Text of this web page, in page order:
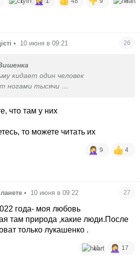
• 10 июня в 09:21 26
кидает один человек
ногами тысячи
что там у них
то можете читать их
9 4
• 10 июня в 09:22 27
года- моя любовь
там природа ,какие люди.После
только лукашенко .
11 17